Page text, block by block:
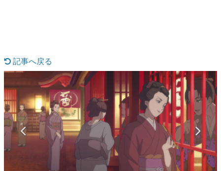
『うつヌケ』『ペンと箸』等で知られるマンガ家・田中圭
一先生によるゲーム業界レポートマンガです。
なんでゲームは面白い？
ゲーム開発者・hamatsu氏がゲームの魅力を画面や操作の
具体的な形から解き明かしていく、硬派で骨太な評論連載
です。
ゲームが変えた日本語
「経験値」「裏技」「ラスボス」… ゲームにまつわる言葉
の起源や用法の変遷を、コンピューター文化史研究家・タ
イニーP氏が徹底調査。
記事へ戻る